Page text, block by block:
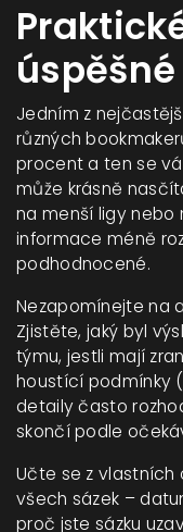
Jedním z
různých
procent a ten se
může krásně
na menší ligy nebo
informace méně
podhodnocené.
Nezapomínejte na
Zjistěte, jaký byl
týmu, jestli mají
houstící podmínky
detaily často
skončí podle
Učte se z vlastních
všech sázek –
proč jste sázku